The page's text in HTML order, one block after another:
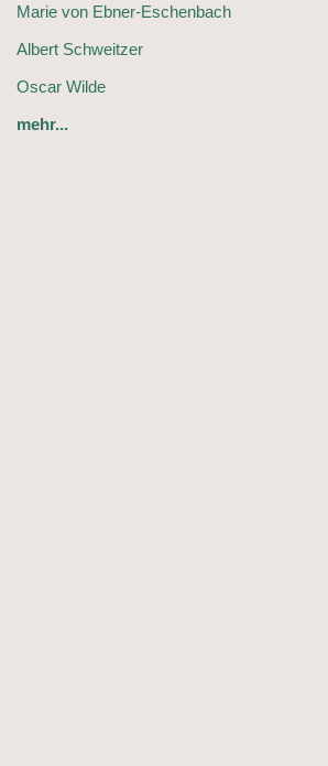
Marie von Ebner-Eschenbach
Albert Schweitzer
Oscar Wilde
mehr...